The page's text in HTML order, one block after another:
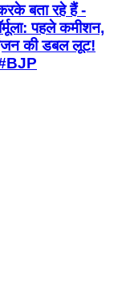
बता रहे हैं -
पहले कमीशन,
की डबल लूट!